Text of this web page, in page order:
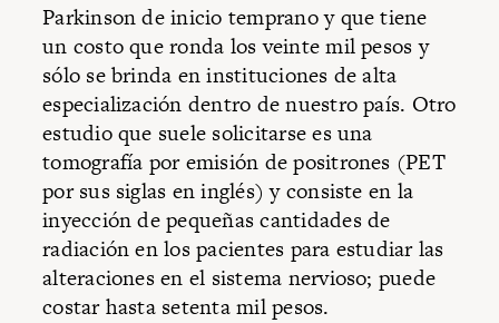
Parkinson de inicio temprano y que tiene
un costo que ronda los veinte mil pesos y
sólo se brinda en instituciones de alta
especialización dentro de nuestro país. Otro
estudio que suele solicitarse es una
tomografía por emisión de positrones (PET
por sus siglas en inglés) y consiste en la
inyección de pequeñas cantidades de
radiación en los pacientes para estudiar las
alteraciones en el sistema nervioso; puede
costar hasta setenta mil pesos.